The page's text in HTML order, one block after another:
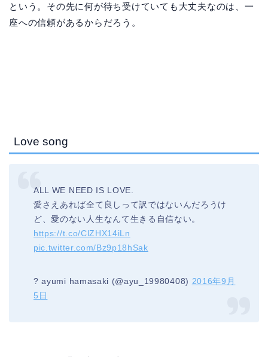
という。その先に何が待ち受けていても大丈夫なのは、一
座への信頼があるからだろう。
Love song
ALL WE NEED IS LOVE.
愛さえあれば全て良しって訳ではないんだろうけ
ど、愛のない人生なんて生きる自信ない。
https://t.co/ClZHX14iLn
pic.twitter.com/Bz9p18hSak
? ayumi hamasaki (@ayu_19980408) 2016年9月
5日